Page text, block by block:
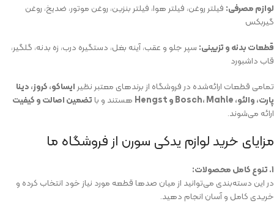
لوازم مصرفی: فیلتر روغن، فیلتر هوا، فیلتر بنزین، روغن موتور، ضدیخ، روغن
گیربکس
قطعات بدنه و تزیینی: سپر جلو و عقب، آینه بغل، دستگیره درب، زه بدنه، گلگیر،
قاب داشبورد
تمامی قطعات ارائه‌شده در فروشگاه از برندهای معتبر نظیر ایساکو، کروز، دینا
پارت، والئو، Bosch، Mahle و Hengst
هستند و با تضمین اصالت و کیفیت
ارائه می‌شوند.
مزایای خرید لوازم یدکی سورن از فروشگاه ما
۱. تنوع کامل محصولات:
در این دسته‌بندی می‌توانید از میان صدها قطعه مورد نیاز خود انتخاب کرده و
خریدی کامل و آسان انجام دهید.